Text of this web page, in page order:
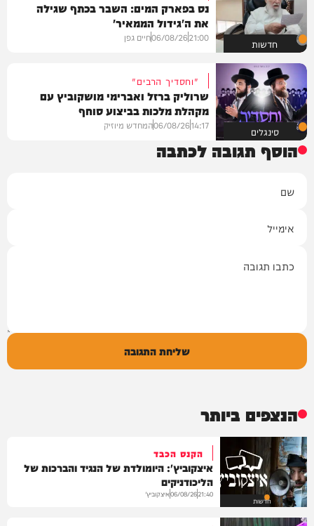
חדשות
נס בפארק המים: השבר בכתף שגילה
את ה'גידול הממאיר'
21:00
06/08/26חיים גפן
סינגלים
"וחסדיך הרבים"
שרוליק ברזל ואברימי מושקוביץ עם
מקהלת מלכות בביצוע סוחף
14:17
06/08/26המחדש מיוזיק
הוסף תגובה לכתבה
שליחת התגובה
הנצפים ביותר
חדשות
הקנס הכבד
איצקוביץ': היומולדת של הנגיד והברכות של
הליכודניקים
21:40
06/08/26איצקוביץ'